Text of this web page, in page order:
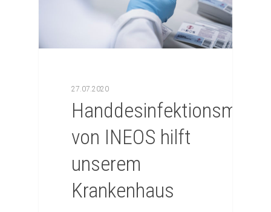
27.07.2020
Handdesinfektionsmittel
von INEOS hilft
unserem
Krankenhaus